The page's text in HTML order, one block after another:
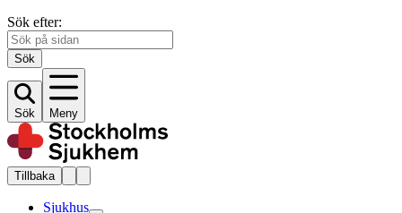
Sök efter:
Sök
Sök Meny
Tillbaka
Sjukhus